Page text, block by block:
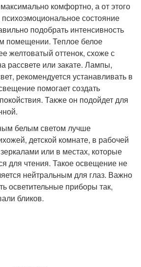
комфортно, а от этого
состояние
подобрать интенсивность
помещении. Теплое белое
желтоватый оттенок, схоже с
рассвете или закате. Лампы,
рекомендуется устанавливать в
помогает создать
Также он подойдет для
белым светом лучше
детской комнате, в рабочей
или в местах, которые
для чтения. Такое освещение не
нейтральным для глаз. Важно
осветительные приборы так,
бликов.